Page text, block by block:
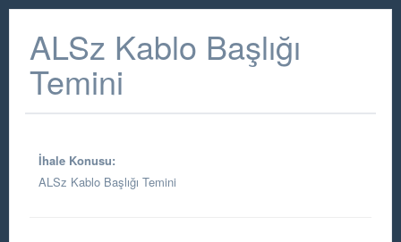
ALSz Kablo Başlığı
Temini
İhale Konusu:
ALSz Kablo Başlığı Temini